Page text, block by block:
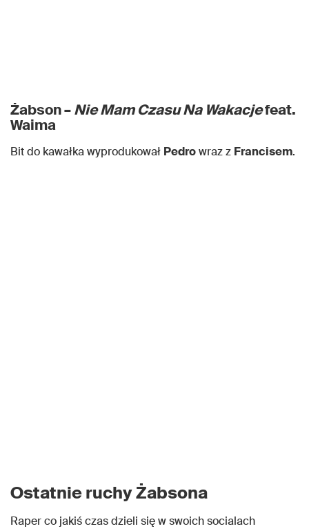
Żabson –Nie Mam Czasu Na Wakacjefeat.
Waima
Bit do kawałka wyprodukował Pedrowraz z Francisem.
Ostatnie ruchy Żabsona
Raper co jakiś czas dzieli się w swoich socialach